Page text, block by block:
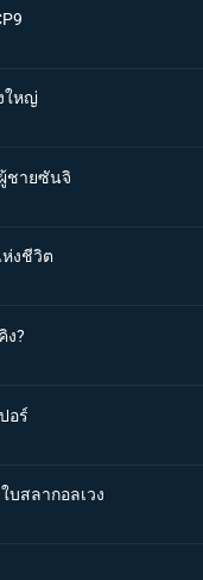
ใหญ่
ชายซันจิ
งชีวิต
ง?
อร์
บสลากอลเวง